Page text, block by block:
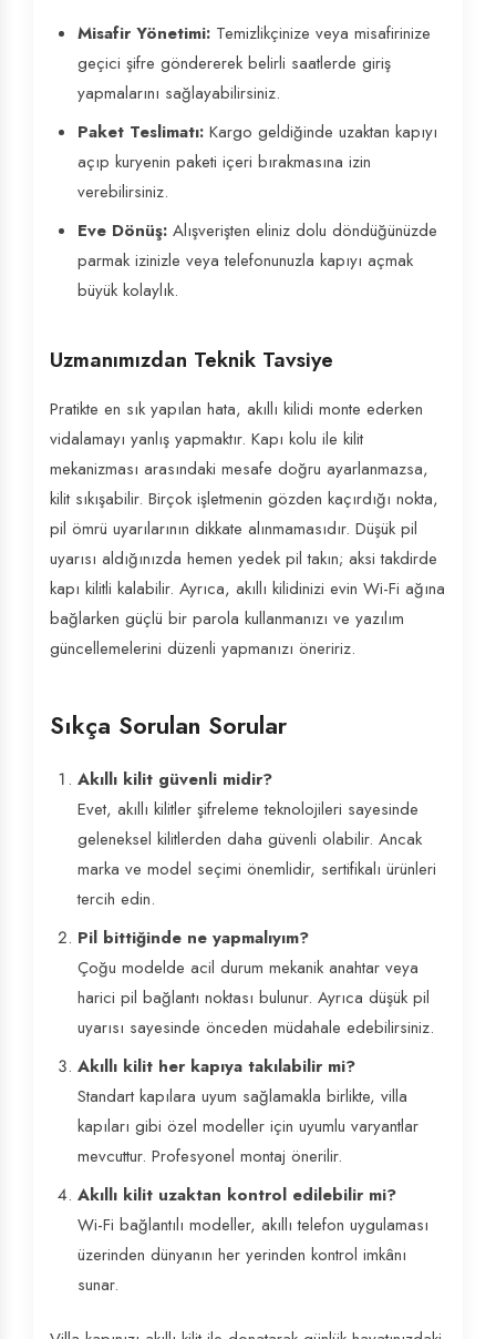
Misafir Yönetimi: Temizlikçinize veya misafirinize
geçici şifre göndererek belirli saatlerde giriş
yapmalarını sağlayabilirsiniz.
Paket Teslimatı: Kargo geldiğinde uzaktan kapıyı
açıp kuryenin paketi içeri bırakmasına izin
verebilirsiniz.
Eve Dönüş: Alışverişten eliniz dolu döndüğünüzde
parmak izinizle veya telefonunuzla kapıyı açmak
büyük kolaylık.
Uzmanımızdan Teknik Tavsiye
Pratikte en sık yapılan hata, akıllı kilidi monte ederken
vidalamayı yanlış yapmaktır. Kapı kolu ile kilit
mekanizması arasındaki mesafe doğru ayarlanmazsa,
kilit sıkışabilir. Birçok işletmenin gözden kaçırdığı nokta,
pil ömrü uyarılarının dikkate alınmamasıdır. Düşük pil
uyarısı aldığınızda hemen yedek pil takın; aksi takdirde
kapı kilitli kalabilir. Ayrıca, akıllı kilidinizi evin Wi-Fi ağına
bağlarken güçlü bir parola kullanmanızı ve yazılım
güncellemelerini düzenli yapmanızı öneririz.
Sıkça Sorulan Sorular
Akıllı kilit güvenli midir?
Evet, akıllı kilitler şifreleme teknolojileri sayesinde
geleneksel kilitlerden daha güvenli olabilir. Ancak
marka ve model seçimi önemlidir, sertifikalı ürünleri
tercih edin.
Pil bittiğinde ne yapmalıyım?
Çoğu modelde acil durum mekanik anahtar veya
harici pil bağlantı noktası bulunur. Ayrıca düşük pil
uyarısı sayesinde önceden müdahale edebilirsiniz.
Akıllı kilit her kapıya takılabilir mi?
Standart kapılara uyum sağlamakla birlikte, villa
kapıları gibi özel modeller için uyumlu varyantlar
mevcuttur. Profesyonel montaj önerilir.
Akıllı kilit uzaktan kontrol edilebilir mi?
Wi-Fi bağlantılı modeller, akıllı telefon uygulaması
üzerinden dünyanın her yerinden kontrol imkânı
sunar.